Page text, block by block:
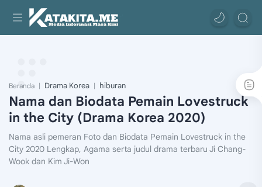
Beranda Drama Korea hiburan
Nama dan Biodata Pemain Lovestruck
in the City (Drama Korea 2020)
Nama asli pemeran Foto dan Biodata Pemain Lovestruck in the
City 2020 Lengkap, Agama serta judul drama terbaru Ji Chang-
Wook dan Kim Ji-Won